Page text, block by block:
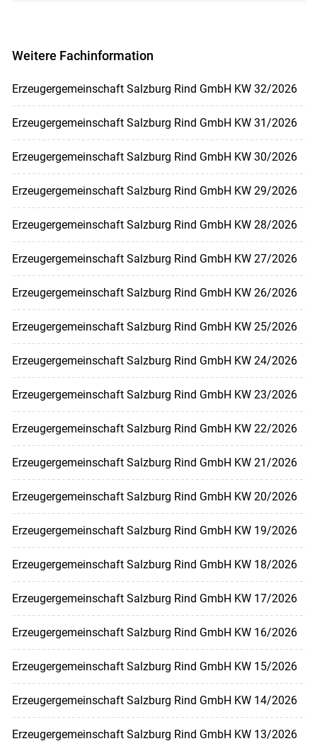
Weitere Fachinformation
Erzeugergemeinschaft Salzburg Rind GmbH KW 32/2026
Erzeugergemeinschaft Salzburg Rind GmbH KW 31/2026
Erzeugergemeinschaft Salzburg Rind GmbH KW 30/2026
Erzeugergemeinschaft Salzburg Rind GmbH KW 29/2026
Erzeugergemeinschaft Salzburg Rind GmbH KW 28/2026
Erzeugergemeinschaft Salzburg Rind GmbH KW 27/2026
Erzeugergemeinschaft Salzburg Rind GmbH KW 26/2026
Erzeugergemeinschaft Salzburg Rind GmbH KW 25/2026
Erzeugergemeinschaft Salzburg Rind GmbH KW 24/2026
Erzeugergemeinschaft Salzburg Rind GmbH KW 23/2026
Erzeugergemeinschaft Salzburg Rind GmbH KW 22/2026
Erzeugergemeinschaft Salzburg Rind GmbH KW 21/2026
Erzeugergemeinschaft Salzburg Rind GmbH KW 20/2026
Erzeugergemeinschaft Salzburg Rind GmbH KW 19/2026
Erzeugergemeinschaft Salzburg Rind GmbH KW 18/2026
Erzeugergemeinschaft Salzburg Rind GmbH KW 17/2026
Erzeugergemeinschaft Salzburg Rind GmbH KW 16/2026
Erzeugergemeinschaft Salzburg Rind GmbH KW 15/2026
Erzeugergemeinschaft Salzburg Rind GmbH KW 14/2026
Erzeugergemeinschaft Salzburg Rind GmbH KW 13/2026